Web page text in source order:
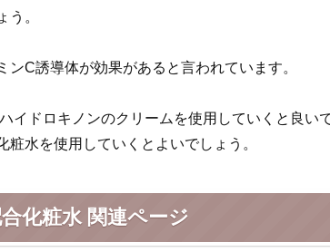
う。
C誘導体が効果があると言われています。
イドロキノンのクリームを使用していくと良い
水を使用していくとよいでしょう。
化粧水 関連ページ